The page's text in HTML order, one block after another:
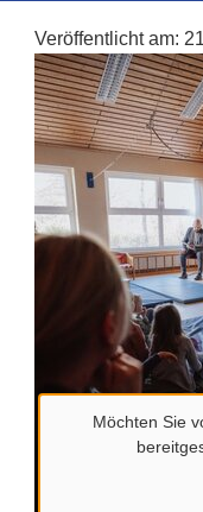
Möchten Sie
Veröffentlicht am: